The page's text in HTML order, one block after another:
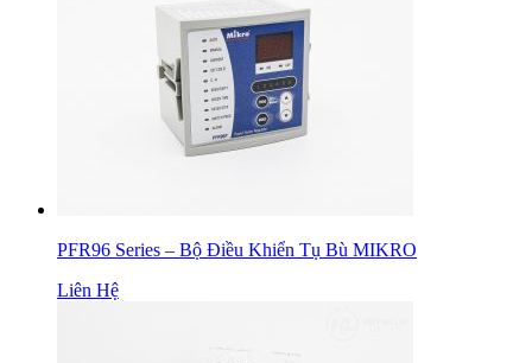
PFR96 Series – Bộ Điều Khiển Tụ Bù MIKRO
Liên Hệ